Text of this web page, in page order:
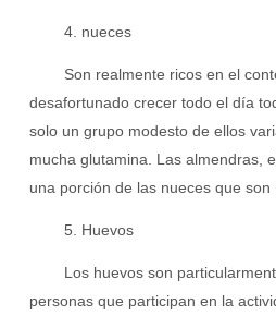
4. nueces
Son realmente ricos en el
desafortunado crecer todo el día
solo un grupo modesto de ellos
mucha glutamina. Las almendras,
una porción de las nueces que son
5. Huevos
Los huevos son
personas que participan en la